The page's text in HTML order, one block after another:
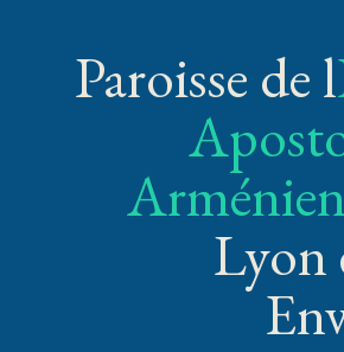
Paroisse de l
Lyon